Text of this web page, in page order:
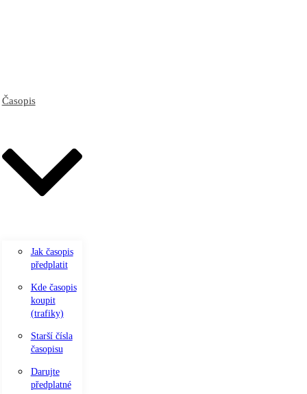
Časopis
Jak časopis
předplatit
Kde časopis
koupit
(trafiky)
Starší čísla
časopisu
Darujte
předplatné